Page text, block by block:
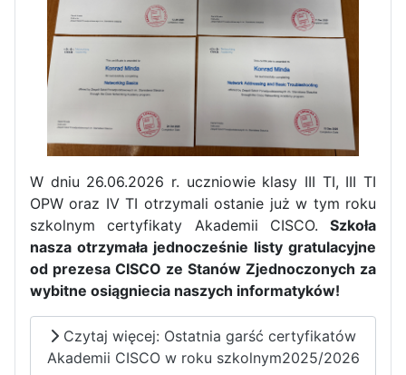
Zakończenie roku maturzystów
Zakończenie praktyk w
Portugalii
W dniu 26.06.2026 r. uczniowie klasy III TI, III TI
OPW oraz IV TI otrzymali ostanie już w tym roku
szkolnym certyfikaty Akademii CISCO. Szkoła
nasza otrzymała jednocześnie listy gratulacyjne
od prezesa CISCO ze Stanów Zjednoczonych za
wybitne osiągniecia naszych informatyków!
Czytaj więcej: Ostatnia garść certyfikatów
Akademii CISCO w roku szkolnym2025/2026